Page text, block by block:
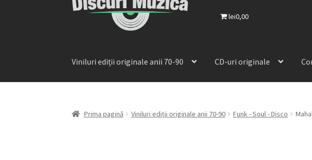
lei0,00
Viniluri ediții originale anii 70-90 CD-uri originale
Prima pagină Viniluri ediții originale anii 70-90 Funk - Soul - Disco